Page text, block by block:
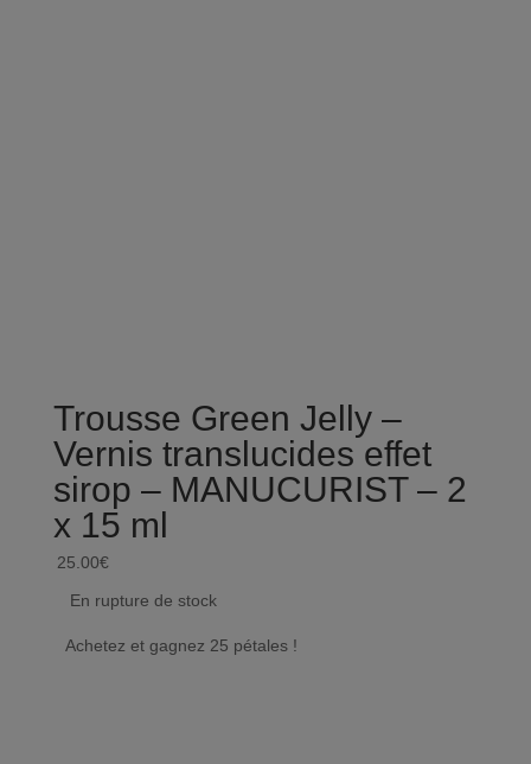
Trousse Green Jelly –
Vernis translucides effet
sirop – MANUCURIST – 2
x 15 ml
25.00€
En rupture de stock
Achetez et gagnez 25 pétales !